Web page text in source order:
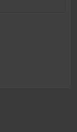
(WHO LOVES ME)